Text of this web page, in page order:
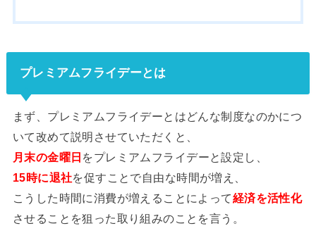
プレミアムフライデーとは
まず、プレミアムフライデーとはどんな制度なのかにつ
いて改めて説明させていただくと、
月末の金曜日 をプレミアムフライデーと設定し、
15時に退社を促すことで自由な時間が増え、
こうした時間に消費が増えることによって経済を活性化
させることを狙った取り組みのことを言う。